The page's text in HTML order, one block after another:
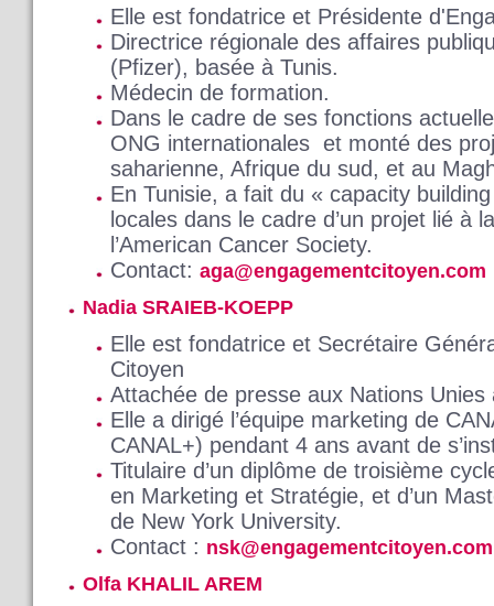
Elle est fondatrice et Présidente
Directrice régionale des affaires
(Pfizer), basée à Tunis.
Médecin de formation.
Dans le cadre de ses fonctions
ONG internationales et monté des
saharienne, Afrique du sud, et au
En Tunisie, a fait du « capacity
locales dans le cadre d’un projet lié à
l’American Cancer Society.
Contact: aga@engagementcitoyen.com
Nadia SRAIEB-KOEPP
Elle est fondatrice et Secrétaire
Citoyen
Attachée de presse aux Nations Unies
Elle a dirigé l’équipe marketing de
CANAL+) pendant 4 ans avant de
Titulaire d’un diplôme de troisième
en Marketing et Stratégie, et d’un
de New York University.
Contact : nsk@engagementcitoyen.com
Olfa KHALIL AREM